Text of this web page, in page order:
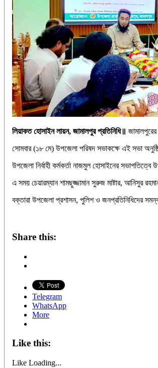
লিয়াকত হোসাইন লায়ন, জামালপুর প্রতিনিধি॥
সোমবার (১৮ মে) উপজেলা পরিষদ সভাকক্ষে এই সভা
উপজেলা নির্বাহী কর্মকর্তা নাজমুল হোসাইনের
এ সময় চেয়ারম্যান শামছুজ্জামান সুরুজ মাষ্টার, আনিসুর
বক্তারা উপজেলা প্রশাসন, পুলিশ ও জনপ্রতিনিধিদের
Share this:
Telegram
WhatsApp
More
Like this:
Like Loading...